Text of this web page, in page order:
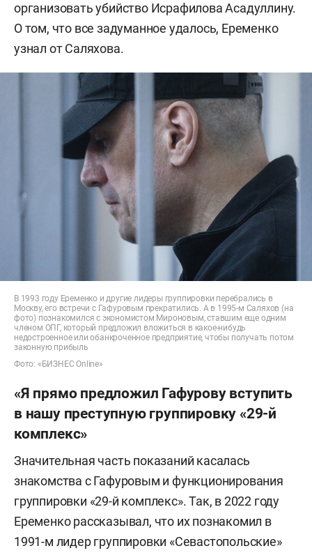
организовать убийство Исрафилова Асадуллину.
О том, что все задуманное удалось, Еременко
узнал от Саляхова.
В 1993 году Еременко и другие лидеры группировки перебрались в
Москву, его встречи с Гафуровым прекратились. А в 1995-м Саляхов (на
фото) познакомился с экономистом Мироновым, ставшим еще одним
членом ОПГ, который предложил вложиться в какое-нибудь
недостроенное или обанкроченное предприятие, чтобы получать потом
законную прибыль
Фото: «БИЗНЕС Online»
«Я прямо предложил Гафурову вступить
в нашу преступную группировку «29-й
комплекс»
Значительная часть показаний касалась
знакомства с Гафуровым и функционирования
группировки «29-й комплекс». Так, в 2022 году
Еременко рассказывал, что их познакомил в
1991-м лидер группировки «Севастопольские»